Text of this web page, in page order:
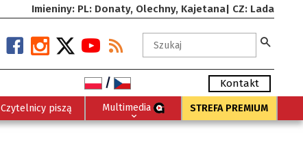
Imieniny: PL: Donaty, Olechny, Kajetana| CZ: Lada
/ Kontakt
Czytelnicy piszą Multimedia STREFA PREMIUM